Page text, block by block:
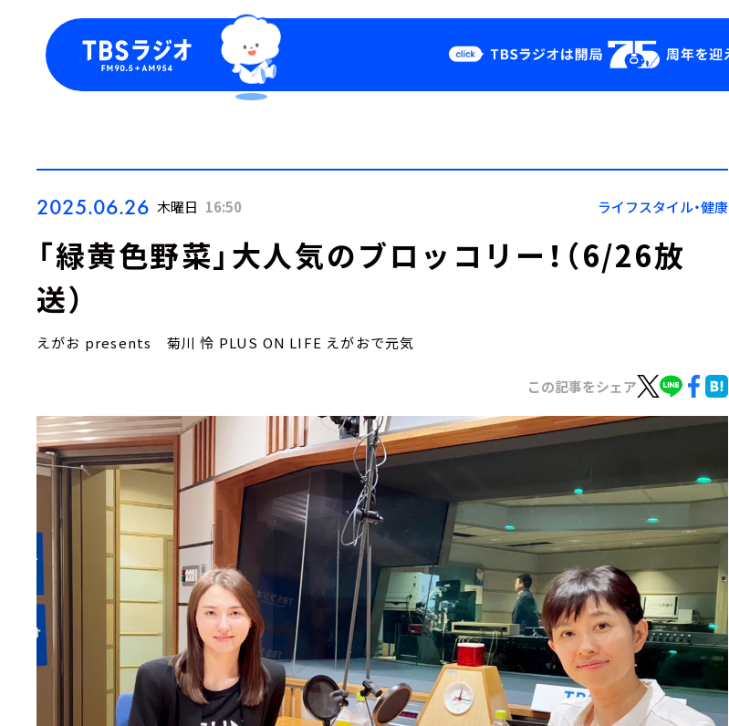
Podcast
YouTube
会社情報
2025.06.26 木曜日 16:50 ライフスタイル・健康
「緑黄色野菜」大人気のブロッコリー！（6/26放
送）
えがお presents 菊川 怜 PLUS ON LIFE えがおで元気
この記事をシェア